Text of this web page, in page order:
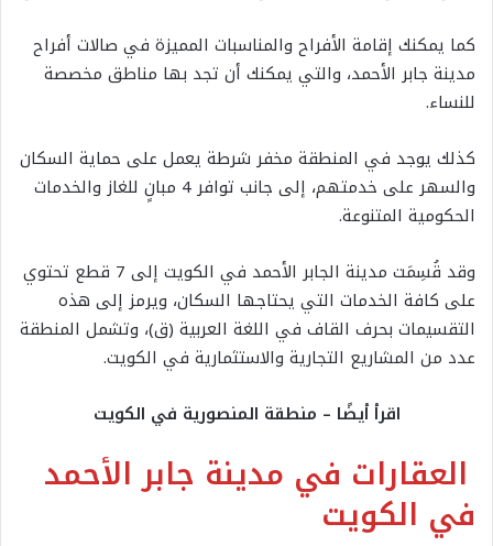
كما يمكنك إقامة الأفراح والمناسبات المميزة في صالات أفراح
مدينة جابر الأحمد، والتي يمكنك أن تجد بها مناطق مخصصة
للنساء.
كذلك يوجد في المنطقة مخفر شرطة يعمل على حماية السكان
والسهر على خدمتهم، إلى جانب توافر 4 مبانٍ للغاز والخدمات
الحكومية المتنوعة.
وقد قُسِمَت مدينة الجابر الأحمد في الكويت إلى 7 قطع تحتوي
على كافة الخدمات التي يحتاجها السكان، ويرمز إلى هذه
التقسيمات بحرف القاف في اللغة العربية (ق)، وتشمل المنطقة
عدد من المشاريع التجارية والاستثمارية في الكويت.
اقرأ أيضًا – منطقة المنصورية في الكويت
العقارات في مدينة جابر الأحمد
في الكويت